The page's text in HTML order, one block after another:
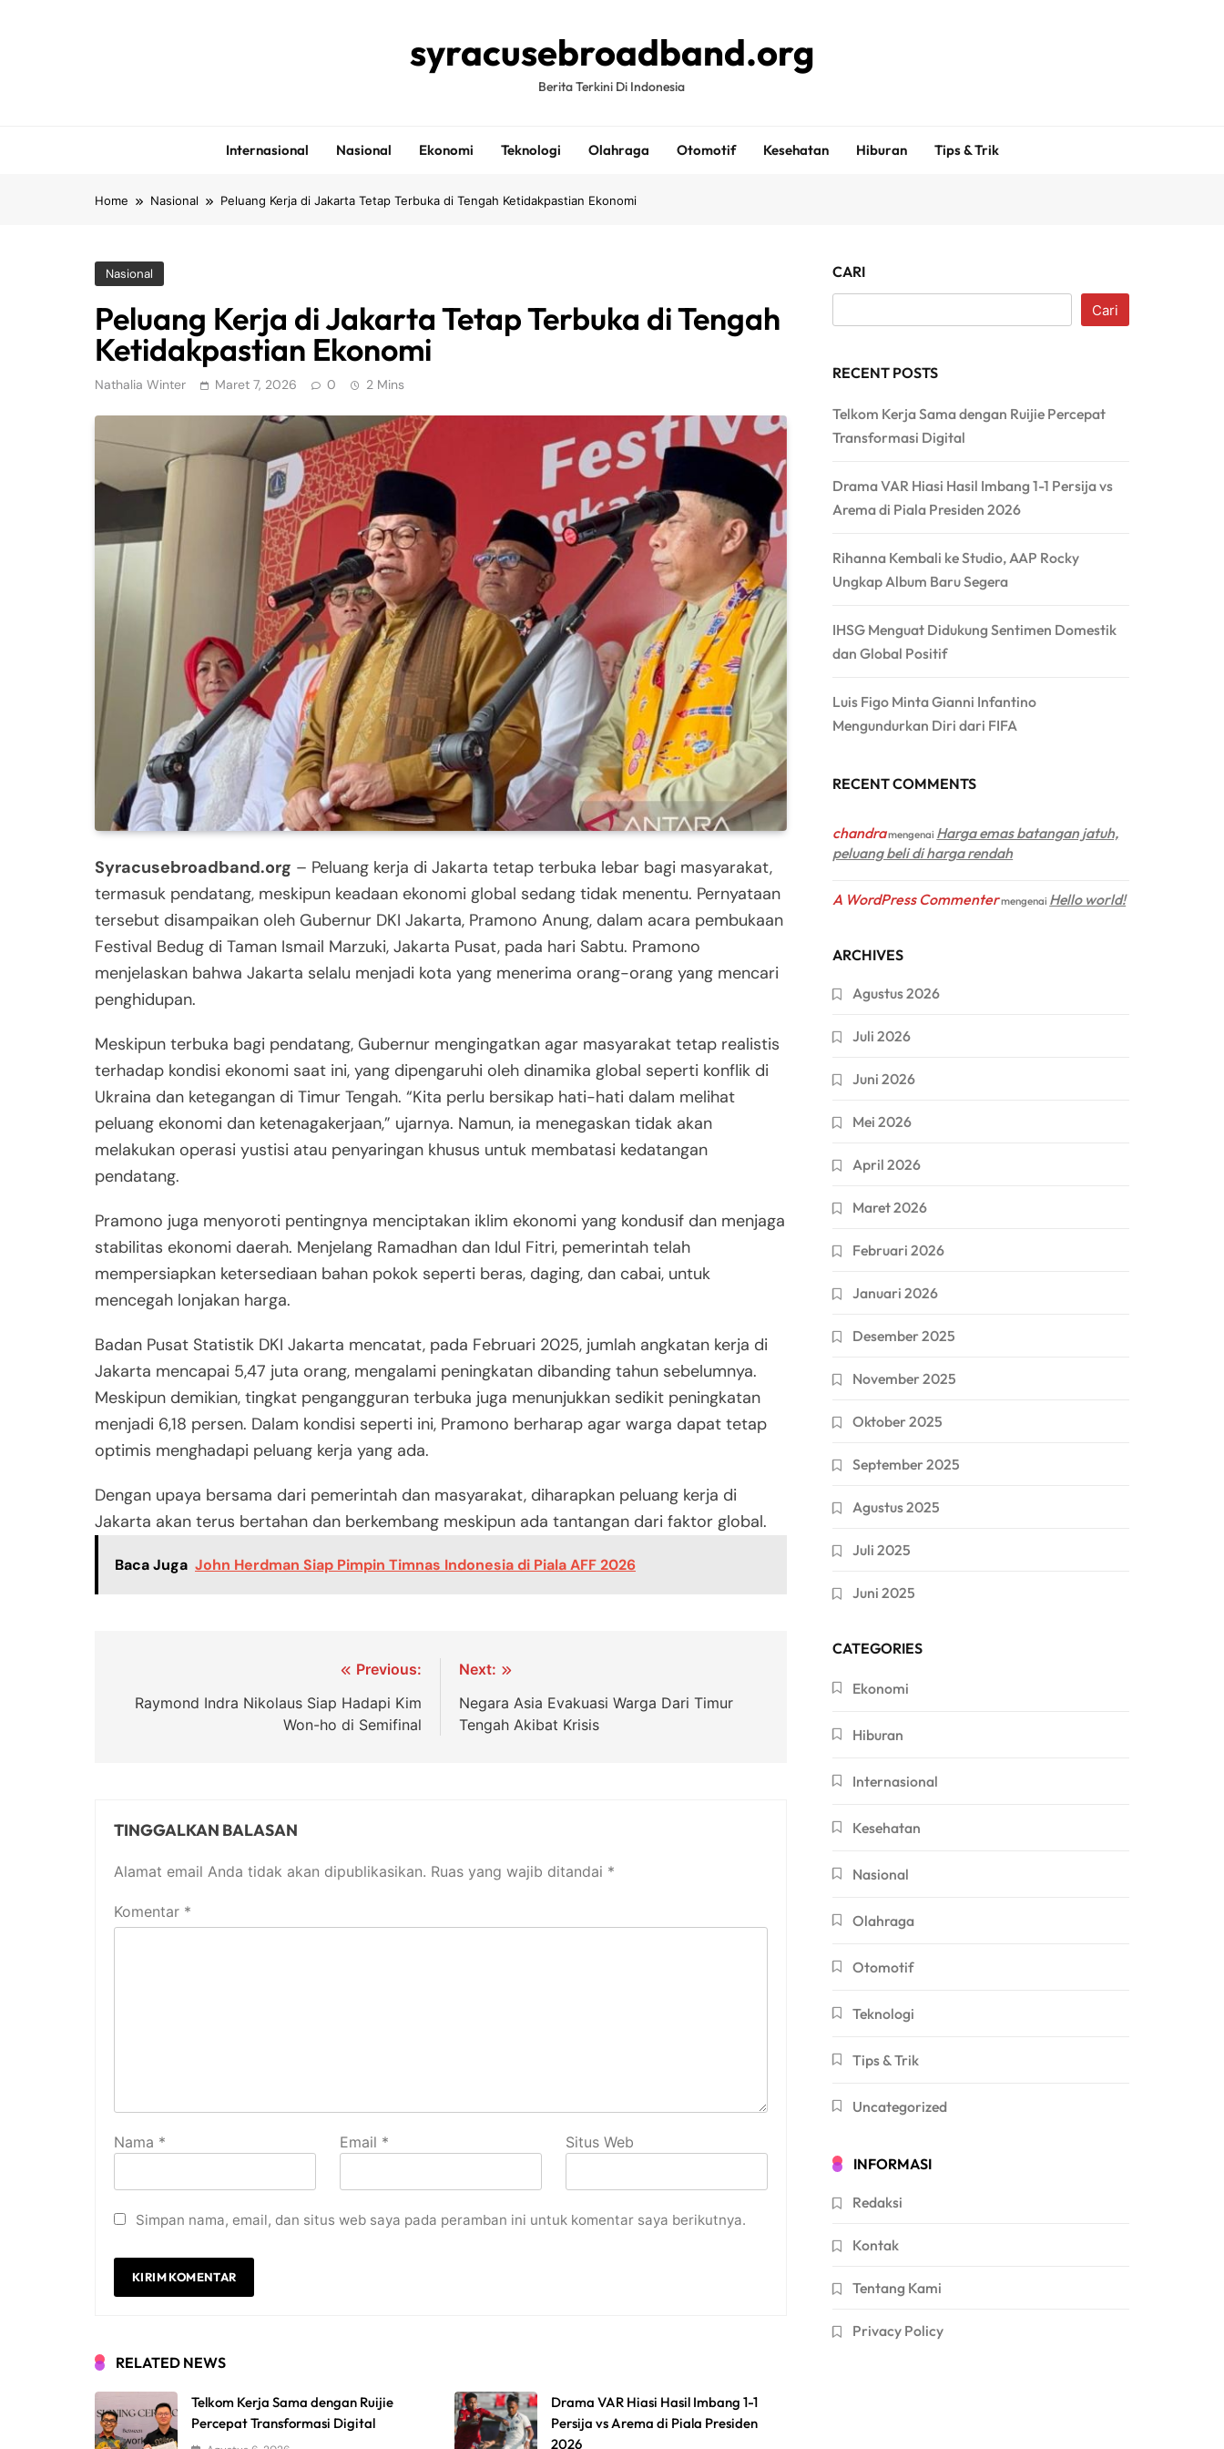
syracusebroadband.org
Berita Terkini Di Indonesia
Internasional Nasional Ekonomi Teknologi Olahraga Otomotif Kesehatan Hiburan Tips & Trik
Home Nasional Peluang Kerja di Jakarta Tetap Terbuka di Tengah Ketidakpastian Ekonomi
Nasional
Peluang Kerja di Jakarta Tetap Terbuka di Tengah
Ketidakpastian Ekonomi
Nathalia Winter Maret 7, 2026 0 2 Mins
Syracusebroadband.org – Peluang kerja di Jakarta tetap terbuka lebar bagi masyarakat,
termasuk pendatang, meskipun keadaan ekonomi global sedang tidak menentu. Pernyataan
tersebut disampaikan oleh Gubernur DKI Jakarta, Pramono Anung, dalam acara pembukaan
Festival Bedug di Taman Ismail Marzuki, Jakarta Pusat, pada hari Sabtu. Pramono
menjelaskan bahwa Jakarta selalu menjadi kota yang menerima orang-orang yang mencari
penghidupan.
Meskipun terbuka bagi pendatang, Gubernur mengingatkan agar masyarakat tetap realistis
terhadap kondisi ekonomi saat ini, yang dipengaruhi oleh dinamika global seperti konflik di
Ukraina dan ketegangan di Timur Tengah. “Kita perlu bersikap hati-hati dalam melihat
peluang ekonomi dan ketenagakerjaan,” ujarnya. Namun, ia menegaskan tidak akan
melakukan operasi yustisi atau penyaringan khusus untuk membatasi kedatangan
pendatang.
Pramono juga menyoroti pentingnya menciptakan iklim ekonomi yang kondusif dan menjaga
stabilitas ekonomi daerah. Menjelang Ramadhan dan Idul Fitri, pemerintah telah
mempersiapkan ketersediaan bahan pokok seperti beras, daging, dan cabai, untuk
mencegah lonjakan harga.
Badan Pusat Statistik DKI Jakarta mencatat, pada Februari 2025, jumlah angkatan kerja di
Jakarta mencapai 5,47 juta orang, mengalami peningkatan dibanding tahun sebelumnya.
Meskipun demikian, tingkat pengangguran terbuka juga menunjukkan sedikit peningkatan
menjadi 6,18 persen. Dalam kondisi seperti ini, Pramono berharap agar warga dapat tetap
optimis menghadapi peluang kerja yang ada.
Dengan upaya bersama dari pemerintah dan masyarakat, diharapkan peluang kerja di
Jakarta akan terus bertahan dan berkembang meskipun ada tantangan dari faktor global.
Baca Juga John Herdman Siap Pimpin Timnas Indonesia di Piala AFF 2026
pos
Previous:
Raymond Indra Nikolaus Siap Hadapi Kim
Won-ho di Semifinal
Next:
Negara Asia Evakuasi Warga Dari Timur
Tengah Akibat Krisis
TINGGALKAN BALASAN
Alamat email Anda tidak akan dipublikasikan. Ruas yang wajib ditandai *
Komentar *
Nama * Email * Situs Web
Simpan nama, email, dan situs web saya pada peramban ini untuk komentar saya berikutnya.
RELATED NEWS
Telkom Kerja Sama dengan Ruijie
Percepat Transformasi Digital
Drama VAR Hiasi Hasil Imbang 1-1
Persija vs Arema di Piala Presiden
2026
CARI
Cari
RECENT POSTS
Telkom Kerja Sama dengan Ruijie Percepat
Transformasi Digital
Drama VAR Hiasi Hasil Imbang 1-1 Persija vs
Arema di Piala Presiden 2026
Rihanna Kembali ke Studio, AAP Rocky
Ungkap Album Baru Segera
IHSG Menguat Didukung Sentimen Domestik
dan Global Positif
Luis Figo Minta Gianni Infantino
Mengundurkan Diri dari FIFA
RECENT COMMENTS
chandramengenai Harga emas batangan jatuh,
peluang beli di harga rendah
A WordPress Commentermengenai Hello world!
ARCHIVES
Agustus 2026
Juli 2026
Juni 2026
Mei 2026
April 2026
Maret 2026
Februari 2026
Januari 2026
Desember 2025
November 2025
Oktober 2025
September 2025
Agustus 2025
Juli 2025
Juni 2025
CATEGORIES
Ekonomi
Hiburan
Internasional
Kesehatan
Nasional
Olahraga
Otomotif
Teknologi
Tips & Trik
Uncategorized
INFORMASI
Redaksi
Kontak
Tentang Kami
Privacy Policy